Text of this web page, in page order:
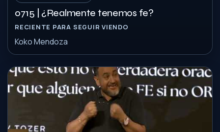
0715 | ¿Realmente tenemos fe?
RECIENTE PARA SEGUIR VIENDO
Koko Mendoza